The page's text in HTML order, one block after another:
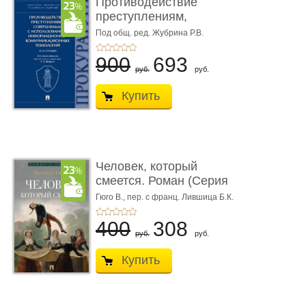
преступлениям,
совершаемым с ...
Под общ. ред. Жубрина Р.В.
900 руб. 693 руб.
Купить
Человек, который
смеется. Роман (Серия
«Роман с ...
Гюго В., пер. с франц. Лившица Б.К.
400 руб. 308 руб.
Купить